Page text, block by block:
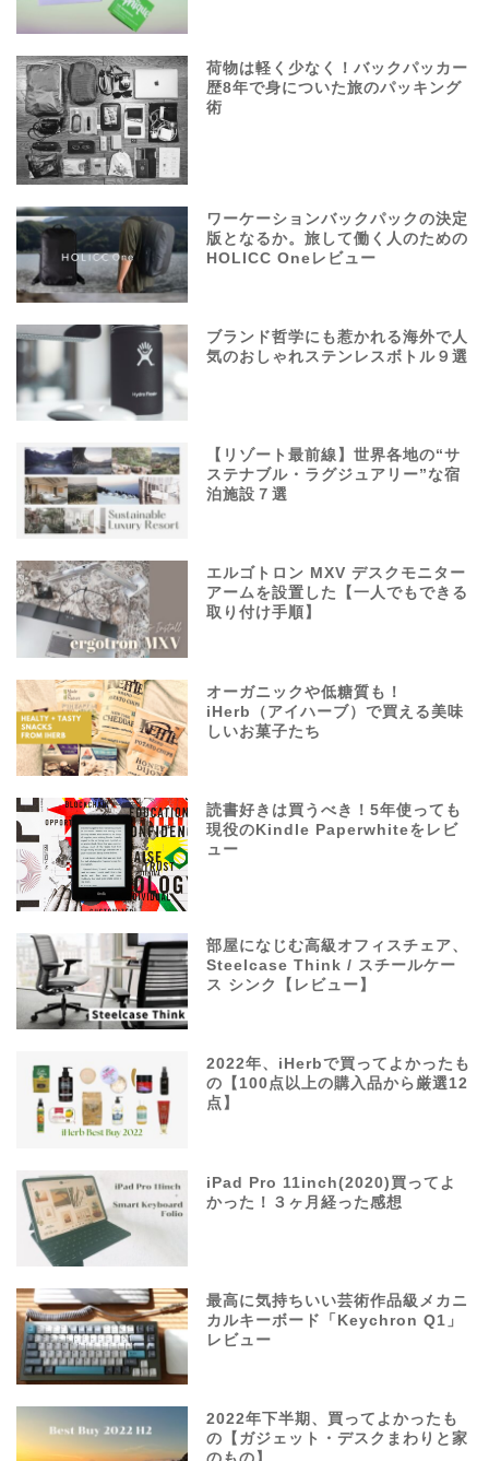
荷物は軽く少なく！バックパッカー
歴8年で身についた旅のパッキング
術
ワーケーションバックパックの決定
版となるか。旅して働く人のための
HOLICC Oneレビュー
ブランド哲学にも惹かれる海外で人
気のおしゃれステンレスボトル９選
【リゾート最前線】世界各地の“サ
ステナブル・ラグジュアリー”な宿
泊施設７選
エルゴトロン MXV デスクモニター
アームを設置した【一人でもできる
取り付け手順】
オーガニックや低糖質も！
iHerb（アイハーブ）で買える美味
しいお菓子たち
読書好きは買うべき！5年使っても
現役のKindle Paperwhiteをレビ
ュー
部屋になじむ高級オフィスチェア、
Steelcase Think / スチールケー
ス シンク【レビュー】
2022年、iHerbで買ってよかったも
の【100点以上の購入品から厳選12
点】
iPad Pro 11inch(2020)買ってよ
かった！３ヶ月経った感想
最高に気持ちいい芸術作品級メカニ
カルキーボード「Keychron Q1」
レビュー
2022年下半期、買ってよかったも
の【ガジェット・デスクまわりと家